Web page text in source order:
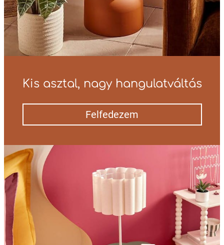
Kis asztal, nagy hangulatváltás
Felfedezem